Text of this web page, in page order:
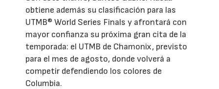
obtiene además su clasificación para las
UTMB® World Series Finals y afrontará con
mayor confianza su próxima gran cita de la
temporada: el UTMB de Chamonix, previsto
para el mes de agosto, donde volverá a
competir defendiendo los colores de
Columbia.